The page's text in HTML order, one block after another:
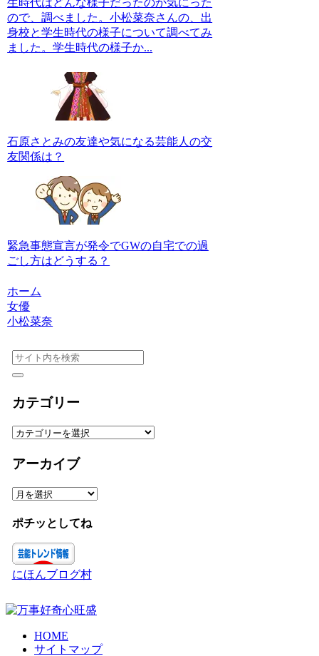
生時代はどんな様子だったのか気にった
ので、調べました。小松菜奈さんの、出
身校と学生時代の様子について調べてみ
ました。学生時代の様子か...
石原さとみの友達や気になる芸能人の交
友関係は？
緊急事態宣言が発令でGWの自宅での過
ごし方はどうする？
ホーム
女優
小松菜奈
カテゴリー
カ
ゴ
ー
アーカイブ
ア
カ
ブ
ポチッとしてね
にほんブログ村
HOME
サイトマップ